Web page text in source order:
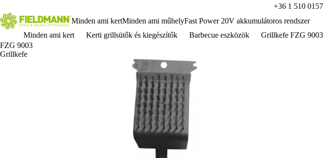
+36 1 510 0157
Minden ami kertMinden ami műhelyFast Power 20V akkumulátoros rendszer
Minden ami kert
Kerti grillsütők és kiegészítők Barbecue eszközök
Grillkefe FZG 9003
FZG 9003
Grillkefe